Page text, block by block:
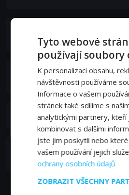
Tuchi Rottenberg
Brian Sichel
Martín Tchira
Fotógrafo
Tyto webové
používají soubory
K personalizaci obsahu,
návštěvnosti používáme
Informace o vašem
stránek také sdílíme s
analytickými partnery, kteří
kombinovat s dalšími
jste jim poskytli nebo
vašem používání jejich
ochrany osobních údajů
ZOBRAZIT VŠECHNY